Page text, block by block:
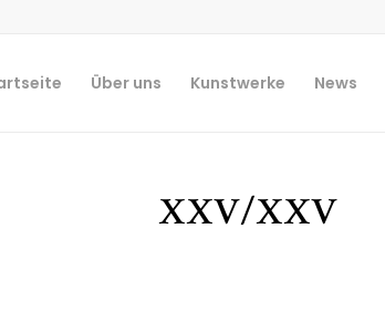
Über uns Kunstwerke News
XXV/XXV